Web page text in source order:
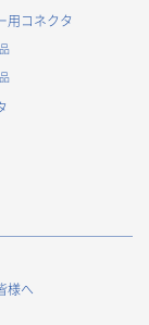
管理のため
等への協力依
め
用コネクタ
様へ